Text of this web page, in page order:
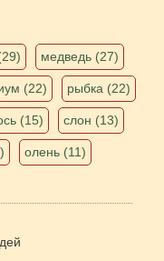
медведь (27)
(22) рыбка (22)
(15) слон (13)
олень (11)